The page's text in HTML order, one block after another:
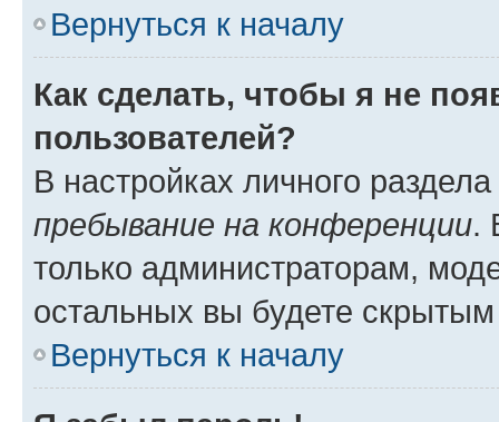
Вернуться к началу
Как сделать, чтобы я не
пользователей?
В настройках личного
пребывание на конференции.
только администраторам,
остальных вы будете
Вернуться к началу